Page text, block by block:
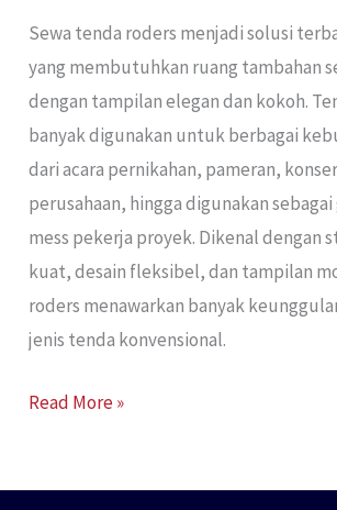
Sewa tenda roders menjadi solusi
yang membutuhkan ruang tambahan
dengan tampilan elegan dan kokoh.
banyak digunakan untuk berbagai
dari acara pernikahan, pameran,
perusahaan, hingga digunakan
mess pekerja proyek. Dikenal dengan
kuat, desain fleksibel, dan tampilan
roders menawarkan banyak
jenis tenda konvensional.
Read More »